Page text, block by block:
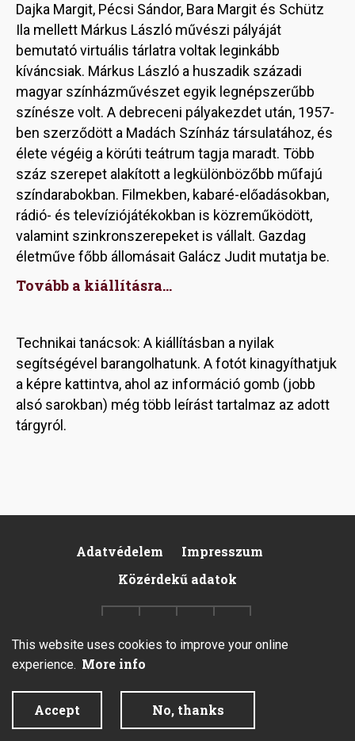
Dajka Margit, Pécsi Sándor, Bara Margit és Schütz
Ila mellett Márkus László művészi pályáját
bemutató virtuális tárlatra voltak leginkább
kíváncsiak. Márkus László a huszadik századi
magyar színházművészet egyik legnépszerűbb
színésze volt. A debreceni pályakezdet után, 1957-
ben szerződött a Madách Színház társulatához, és
élete végéig a körúti teátrum tagja maradt. Több
száz szerepet alakított a legkülönbözőbb műfajú
színdarabokban. Filmekben, kabaré-előadásokban,
rádió- és televíziójátékokban is közreműködött,
valamint szinkronszerepeket is vállalt. Gazdag
életműve főbb állomásait Galácz Judit mutatja be.
Tovább a kiállításra...
Technikai tanácsok: A kiállításban a nyilak
segítségével barangolhatunk. A fotót kinagyíthatjuk
a képre kattintva, ahol az információ gomb (jobb
alsó sarokban) még több leírást tartalmaz az adott
tárgyról.
Footer
Adatvédelem
Impresszum
Közérdekű adatok
Created by Integral Vision Kft.
This website uses cookies to improve your online
experience. More info
Accept No, thanks